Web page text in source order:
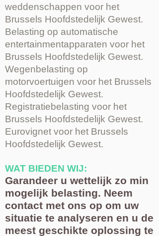
weddenschappen voor het
Brussels Hoofdstedelijk Gewest.
Belasting op automatische
entertainmentapparaten voor het
Brussels Hoofdstedelijk Gewest.
Wegenbelasting op
motorvoertuigen voor het Brussels
Hoofdstedelijk Gewest.
Registratiebelasting voor het
Brussels Hoofdstedelijk Gewest.
Eurovignet voor het Brussels
Hoofdstedelijk Gewest.
WAT BIEDEN WIJ:
Garandeer u wettelijk zo min
mogelijk belasting. Neem
contact met ons op om uw
situatie te analyseren en u de
meest geschikte oplossing te